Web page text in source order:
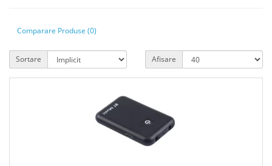
Comparare Produse (0)
Sortare Afisare